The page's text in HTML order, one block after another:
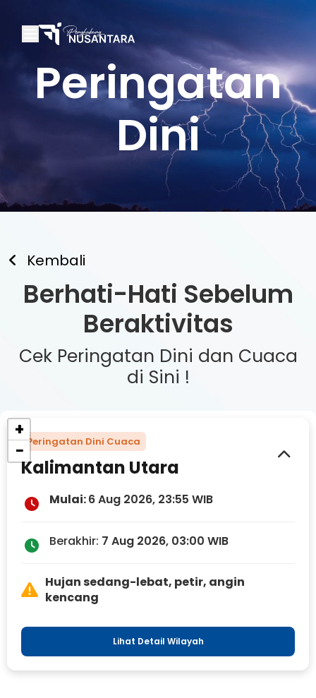
Peringatan
Dini
Berhati-Hati Sebelum
Beraktivitas
Cek Peringatan Dini dan Cuaca
di Sini !
Kembali
Peringatan Dini Cuaca
Kalimantan Utara
Mulai:6 Aug 2026, 23:55 WIB
Berakhir: 7 Aug 2026, 03:00 WIB
Hujan sedang-lebat, petir, angin
kencang
Lihat Detail Wilayah
+
−